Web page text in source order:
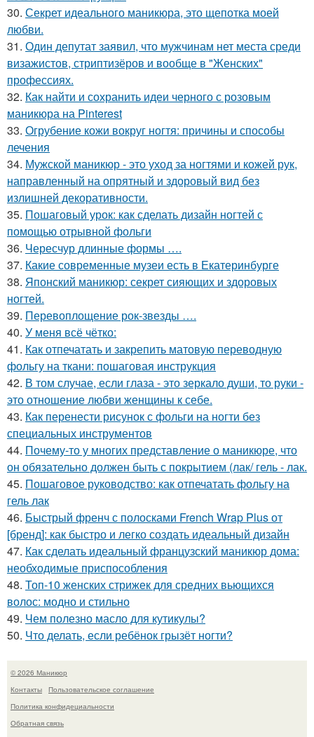
30. Секрет идеального маникюра, это щепотка моей
любви.
31. Один депутат заявил, что мужчинам нет места среди
визажистов, стриптизёров и вообще в "Женских"
профессиях.
32. Как найти и сохранить идеи черного с розовым
маникюра на Pinterest
33. Огрубение кожи вокруг ногтя: причины и способы
лечения
34. Мужской маникюр - это уход за ногтями и кожей рук,
направленный на опрятный и здоровый вид без
излишней декоративности.
35. Пошаговый урок: как сделать дизайн ногтей с
помощью отрывной фольги
36. Чересчур длинные формы ….
37. Какие современные музеи есть в Екатеринбурге
38. Японский маникюр: секрет сияющих и здоровых
ногтей.
39. Перевоплощение рок-звезды ….
40. У меня всё чётко:
41. Как отпечатать и закрепить матовую переводную
фольгу на ткани: пошаговая инструкция
42. В том случае, если глаза - это зеркало души, то руки -
это отношение любви женщины к себе.
43. Как перенести рисунок с фольги на ногти без
специальных инструментов
44. Почему-то у многих представление о маникюре, что
он обязательно должен быть с покрытием (лак/ гель - лак.
45. Пошаговое руководство: как отпечатать фольгу на
гель лак
46. Быстрый френч с полосками French Wrap Plus от
[бренд]: как быстро и легко создать идеальный дизайн
47. Как сделать идеальный французский маникюр дома:
необходимые приспособления
48. Топ-10 женских стрижек для средних вьющихся
волос: модно и стильно
49. Чем полезно масло для кутикулы?
50. Что делать, если ребёнок грызёт ногти?
© 2026 Маникюр
Контакты
Пользовательское соглашение
Политика конфидециальности
Обратная связь